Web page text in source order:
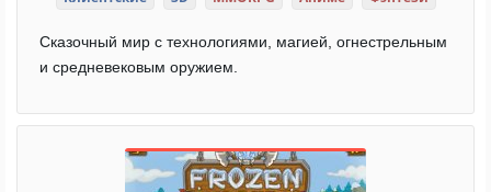
Сказочный мир с технологиями, магией, огнестрельным
и средневековым оружием.